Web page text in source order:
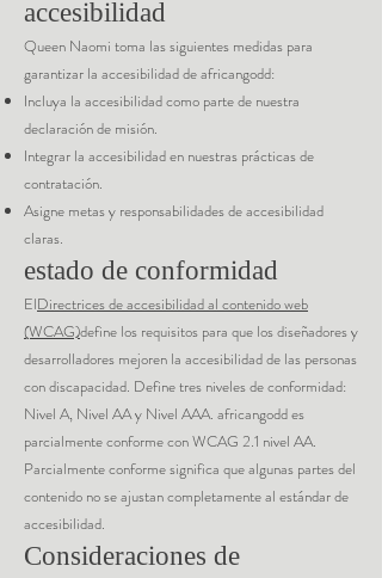
accesibilidad
Queen Naomi toma las siguientes medidas para
garantizar la accesibilidad de africangodd:
Incluya la accesibilidad como parte de nuestra
declaración de misión.
Integrar la accesibilidad en nuestras prácticas de
contratación.
Asigne metas y responsabilidades de accesibilidad
claras.
estado de conformidad
ElDirectrices de accesibilidad al contenido web
(WCAG)define los requisitos para que los diseñadores y
desarrolladores mejoren la accesibilidad de las personas
con discapacidad. Define tres niveles de conformidad:
Nivel A, Nivel AA y Nivel AAA. africangodd es
parcialmente conforme con WCAG 2.1 nivel AA.
Parcialmente conforme significa que algunas partes del
contenido no se ajustan completamente al estándar de
accesibilidad.
Consideraciones de